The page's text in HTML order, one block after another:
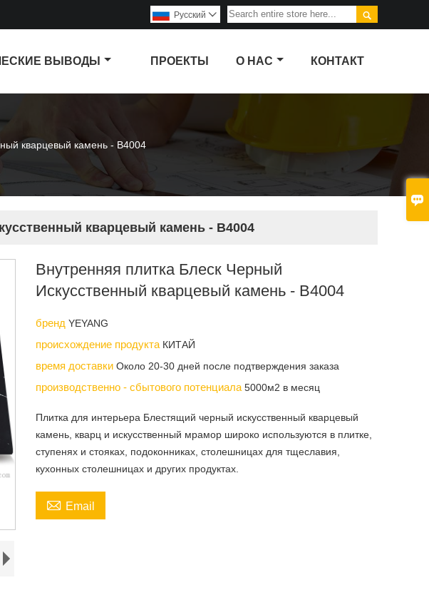


Pусский 
ВЫВОДЫ ПРОЕКТЫ О НАС КОНТАКТ
кварцевый камень - B4004
кварцевый камень - B4004
Внутренняя плитка Блеск Черный
Искусственный кварцевый камень - B4004
брендYEYANG
происхождение продукта КИТАЙ
время доставкиОколо 20-30 дней после подтверждения заказа
производственно - сбытового потенциала5000м2 в месяц
Плитка для интерьера Блестящий черный искусственный кварцевый
камень, кварц и искусственный мрамор широко используются в плитке,
ступенях и стояках, подоконниках, столешницах для тщеславия,
кухонных столешницах и других продуктах.
 Email